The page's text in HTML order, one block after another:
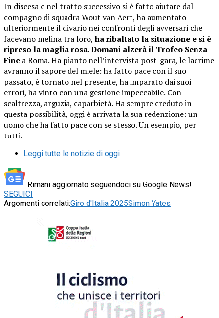
In discesa e nel tratto successivo si è fatto aiutare dal
compagno di squadra Wout van Aert, ha aumentato
ulteriormente il divario nei confronti degli avversari che
facevano melina tra loro,ha ribaltato la situazione e si è
ripreso la maglia rosa. Domani alzerà il Trofeo Senza
Fine a Roma. Ha pianto nell’intervista post-gara, le lacrime
avranno il sapore del miele: ha fatto pace con il suo
passato, è tornato nel presente, ha imparato dai suoi
errori, ha vinto con una gestione impeccabile. Con
scaltrezza, arguzia, caparbietà. Ha sempre creduto in
questa possibilità, oggi è arrivata la sua redenzione: un
uomo che ha fatto pace con se stesso. Un esempio, per
tutti.
Leggi tutte le notizie di oggi
Rimani aggiornato seguendoci su Google News!
SEGUICI
Argomenti correlati:Giro d'Italia 2025Simon Yates